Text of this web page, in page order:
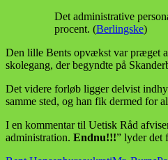
Det administrative
procent. (Berlingske)
Den lille Bents opvækst var præget
skolegang, der begyndte på
Det videre forløb ligger delvist
samme sted, og han fik dermed for
I en kommentar til Uetisk Råd
administration. Endnu!!!” lyder det